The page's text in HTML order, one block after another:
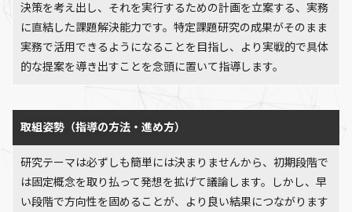
決策を考え出し、それを実行するための計画を立案する、実務
に直結した課題解決能力です。特定課題研究の成果がそのまま
実務で活用できるようになることを目指し、より実戦的で具体
的な提案を導き出すことを念頭に置いて指導します。
取組姿勢（指導の方法・進め方）
研究テーマは必ずしも簡単には決まりませんから、初期段階で
は固定概念を取り払って発想を拡げて議論します。しかし、早
い段階で方向性を固めることが、より良い結果につながります